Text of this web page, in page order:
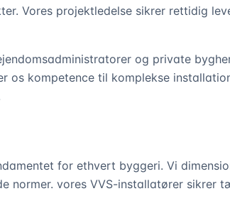
Vores projektledelse sikrer rettidig
og private
os kompetence til komplekse
for ethvert byggeri. Vi
normer. vores VVS-installatører sikrer